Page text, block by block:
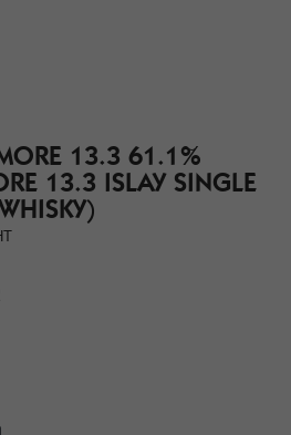
13.3 61.1%
13.3 ISLAY SINGLE